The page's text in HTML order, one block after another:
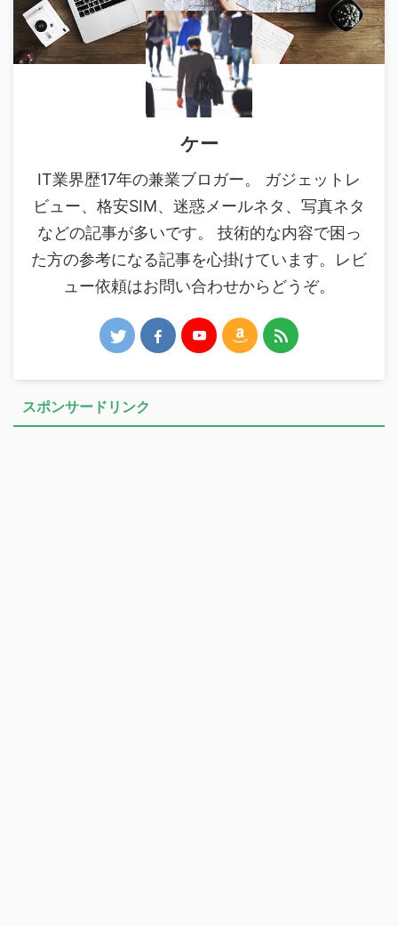
ケー
IT業界歴17年の兼業ブロガー。 ガジェットレ
ビュー、格安SIM、迷惑メールネタ、写真ネタ
などの記事が多いです。 技術的な内容で困っ
た方の参考になる記事を心掛けています。レビ
ュー依頼はお問い合わせからどうぞ。
スポンサードリンク